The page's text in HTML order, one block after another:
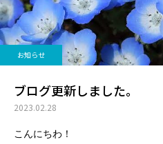
お知らせ
話題のkeeperコーティン
グ！
お知らせ
ブログ更新しました。
2023.02.28
こんにちわ！